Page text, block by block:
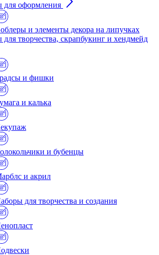
для оформления
и элементы декора на липучках
творчества, скрапбукинг и хендмейд
и фишки
и калька
и бубенцы
и акрил
для творчества и создания